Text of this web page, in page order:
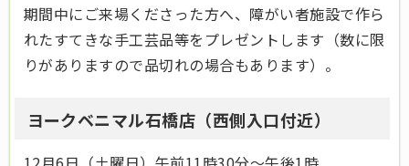
期間中にご来場くださった方へ、障がい者施設で作ら
れたすてきな手工芸品等をプレゼントします（数に限
りがありますので品切れの場合もあります）。
ヨークベニマル石橋店（西側入口付近）